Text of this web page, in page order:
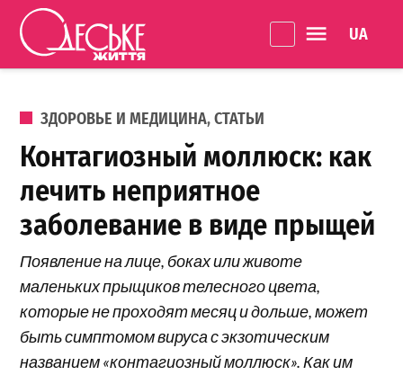
Перейти к содержанию
життя
ОПУБЛИКОВАНО В
ЗДОРОВЬЕ И МЕДИЦИНА,СТАТЬИ
Контагиозный моллюск: как
лечить неприятное
заболевание в виде прыщей
Появление на лице, боках или животе
маленьких прыщиков телесного цвета,
которые не проходят месяц и дольше, может
быть симптомом вируса с экзотическим
названием «контагиозный моллюск». Как им